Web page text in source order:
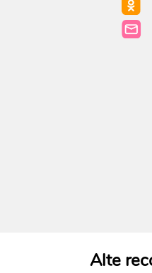
Alte